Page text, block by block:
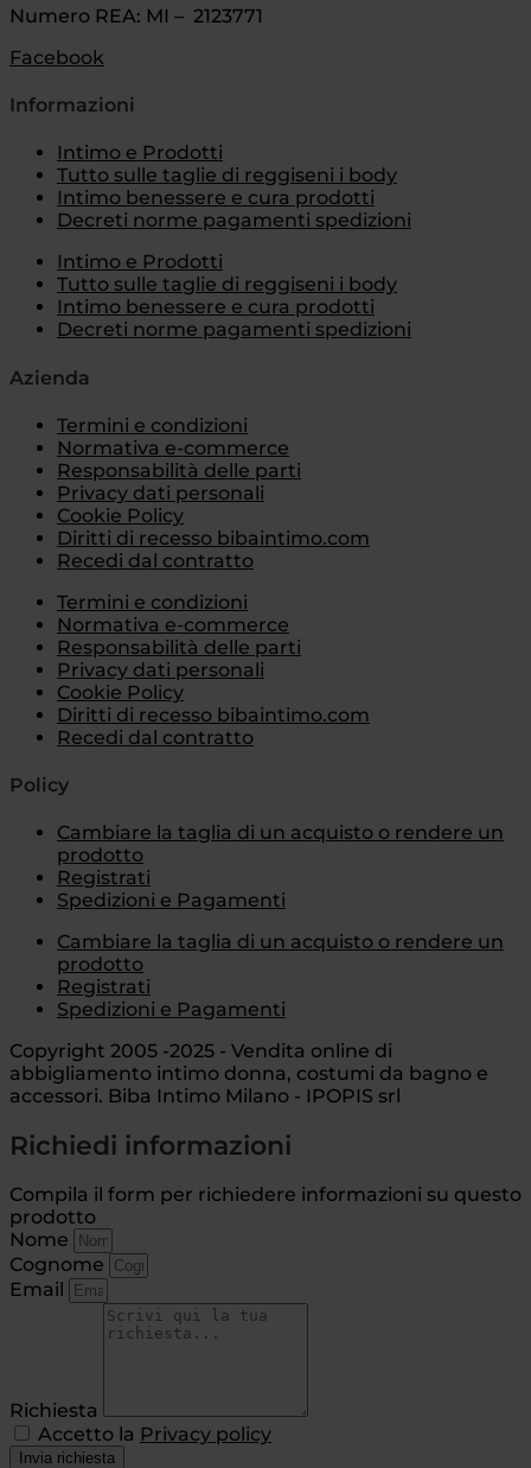
Numero REA: MI – 2123771
Facebook
Informazioni
Intimo e Prodotti
Tutto sulle taglie di reggiseni i body
Intimo benessere e cura prodotti
Decreti norme pagamenti spedizioni
Intimo e Prodotti
Tutto sulle taglie di reggiseni i body
Intimo benessere e cura prodotti
Decreti norme pagamenti spedizioni
Azienda
Termini e condizioni
Normativa e-commerce
Responsabilità delle parti
Privacy dati personali
Cookie Policy
Diritti di recesso bibaintimo.com
Recedi dal contratto
Termini e condizioni
Normativa e-commerce
Responsabilità delle parti
Privacy dati personali
Cookie Policy
Diritti di recesso bibaintimo.com
Recedi dal contratto
Policy
Cambiare la taglia di un acquisto o rendere un
prodotto
Registrati
Spedizioni e Pagamenti
Cambiare la taglia di un acquisto o rendere un
prodotto
Registrati
Spedizioni e Pagamenti
Copyright 2005 -2025 - Vendita online di
abbigliamento intimo donna, costumi da bagno e
accessori. Biba Intimo Milano - IPOPIS srl
Richiedi informazioni
Compila il form per richiedere informazioni su questo
prodotto
Nome
Cognome
Email
Richiesta
Accetto la Privacy policy
Invia richiesta